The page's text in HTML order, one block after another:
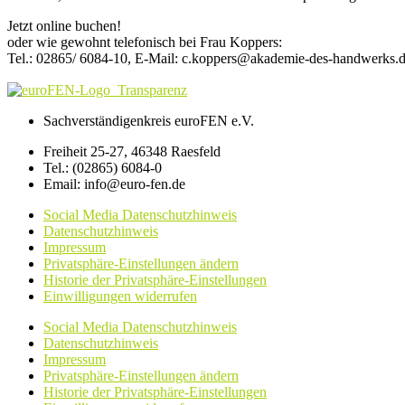
Jetzt online buchen!
oder wie gewohnt telefonisch bei Frau Koppers:
Tel.: 02865/ 6084-10, E-Mail: c.koppers@akademie-des-
Sachverständigenkreis euroFEN e.V.
Freiheit 25-27, 46348 Raesfeld
Tel.: (02865) 6084-0
Email: info@euro-fen.de
Social Media Datenschutzhinweis
Datenschutzhinweis
Impressum
Privatsphäre-Einstellungen ändern
Historie der Privatsphäre-Einstellungen
Einwilligungen widerrufen
Social Media Datenschutzhinweis
Datenschutzhinweis
Impressum
Privatsphäre-Einstellungen ändern
Historie der Privatsphäre-Einstellungen